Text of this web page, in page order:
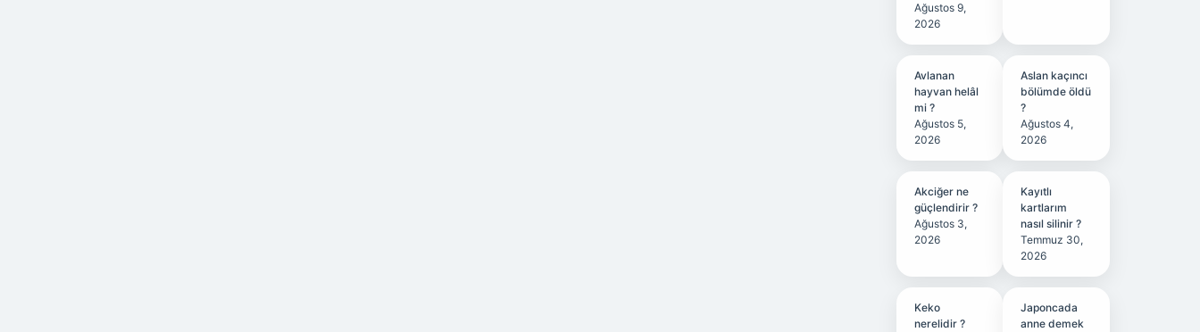
Ağustos 9,
2026
Avlanan
hayvan helâl
mi ?
Ağustos 5,
2026
Aslan kaçıncı
bölümde öldü
?
Ağustos 4,
2026
Akciğer ne
güçlendirir ?
Ağustos 3,
2026
Kayıtlı
kartlarım
nasıl silinir ?
Temmuz 30,
2026
Keko
nerelidir ?
Japoncada
anne demek